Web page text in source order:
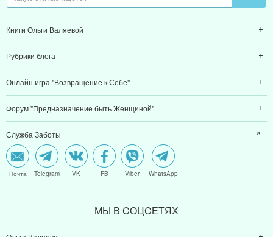
Книги Ольги Валяевой
Рубрики блога
Онлайн игра "Возвращение к Себе"
Форум "Предназначение быть Женщиной"
Служба Заботы
Почта Telegram VK FB Viber WhatsApp
МЫ В CОЦCЕТЯХ